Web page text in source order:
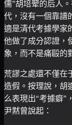
儒”胡培翚的后人
代，沒有一個靠譜
適是清代考據學家
他做了成分認證，
象，而不是痛毆的
荒謬之處還不僅在
造假。按理說，胡
么表現出“考據癖”
尹黙曾說起：